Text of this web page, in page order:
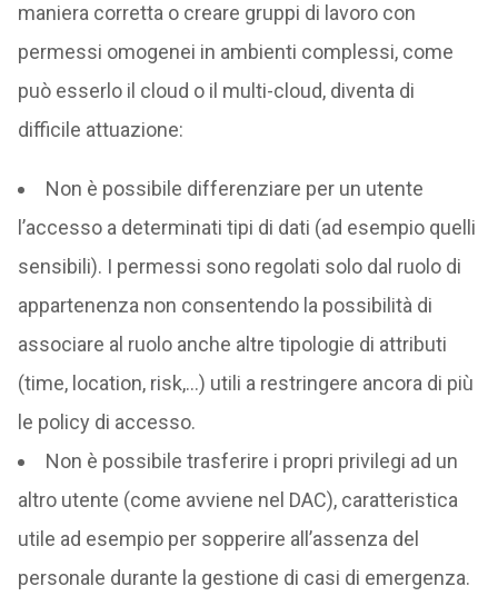
maniera corretta o creare gruppi di lavoro con
permessi omogenei in ambienti complessi, come
può esserlo il cloud o il multi-cloud, diventa di
difficile attuazione:
Non è possibile differenziare per un utente
l’accesso a determinati tipi di dati (ad esempio quelli
sensibili). I permessi sono regolati solo dal ruolo di
appartenenza non consentendo la possibilità di
associare al ruolo anche altre tipologie di attributi
(time, location, risk,…) utili a restringere ancora di più
le policy di accesso.
Non è possibile trasferire i propri privilegi ad un
altro utente (come avviene nel DAC), caratteristica
utile ad esempio per sopperire all’assenza del
personale durante la gestione di casi di emergenza.